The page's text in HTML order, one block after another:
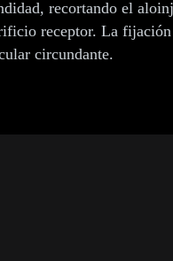
recortando el
receptor. La
circundante.